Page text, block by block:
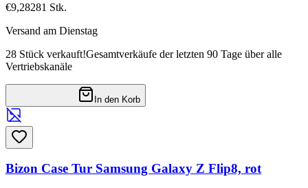
€9,28281 Stk.
Versand am Dienstag
28 Stück verkauft!Gesamtverkäufe der letzten 90 Tage über alle
Vertriebskanäle
In den Korb
Bizon Case Tur Samsung Galaxy Z Flip8, rot